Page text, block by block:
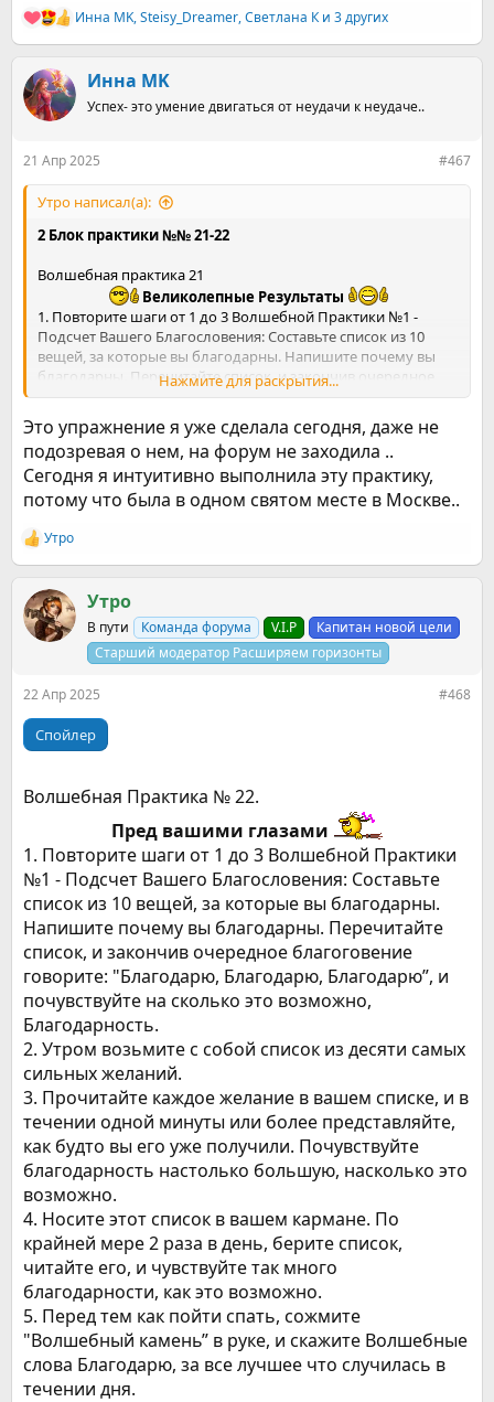
Р
е
к
ц
и
Инна MK,Steisy_Dreamer,Светлана Ки 3 других
Инна MK
Успех- это умение двигаться от неудачи к неудаче..
21 Апр 2025 #467
Утро написал(а):
2 Блок практики №№ 21-22
Волшебная практика 21
Великолепные Результаты
1. Повторите шаги от 1 до 3 Волшебной Практики №1 -
Подсчет Вашего Благословения: Составьте список из 10
вещей, за которые вы благодарны. Напишите почему вы
благодарны. Перечитайте список, и закончив очередное
благоговение говорите: "Благодарю, Благодарю,
Благодарность.
2. В начале дня выберите три вещи или ситуации, которые
важны для вас, и в которых вы хотите достичь
Великолепного Результата.
3. Перечислите 3 вещи, и напишите каждую, как будто вы
пишите после того, как это уже произошло: Благодарю за
неожиданных события, которые случаются и благодарите
за великолепный результат. Каждый раз когда происходит
что-то неожиданное, закрывайте глаза и мысленно
говорите и чувствуйте: Благодарю за великолепный
5. Перед тем как пойти спать, сожмите "Волшебный камень”
в руке, и скажите Волшебные слова Благодарю, за все
лучшее что случилась в течении дня.
3 Блок - практики №№ 23-28
Нажмите для раскрытия...
Это упражнение я уже сделала сегодня, даже не
подозревая о нем, на форум не заходила ..
Сегодня я интуитивно выполнила эту практику,
потому что была в одном святом месте в Москве..
Р
е
к
ц
и
Утро
Утро
В пути Команда форума V.I.P
Капитан новой цели
Старший модератор Расширяем горизонты
22 Апр 2025 #468
Спойлер
Волшебная Практика № 22.
Пред вашими глазами
1. Повторите шаги от 1 до 3 Волшебной Практики
№1 - Подсчет Вашего Благословения: Составьте
список из 10 вещей, за которые вы благодарны.
Напишите почему вы благодарны. Перечитайте
список, и закончив очередное благоговение
говорите: "Благодарю, Благодарю, Благодарю”, и
почувствуйте на сколько это возможно,
Благодарность.
2. Утром возьмите с собой список из десяти самых
сильных желаний.
3. Прочитайте каждое желание в вашем списке, и в
течении одной минуты или более представляйте,
как будто вы его уже получили. Почувствуйте
благодарность настолько большую, насколько это
возможно.
4. Носите этот список в вашем кармане. По
крайней мере 2 раза в день, берите список,
читайте его, и чувствуйте так много
благодарности, как это возможно.
5. Перед тем как пойти спать, сожмите
"Волшебный камень” в руке, и скажите Волшебные
слова Благодарю, за все лучшее что случилась в
течении дня.